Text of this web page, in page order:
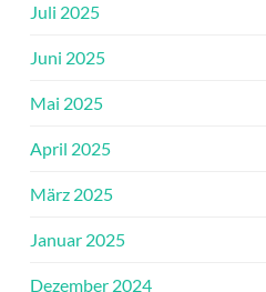
Juli 2025
Juni 2025
Mai 2025
April 2025
März 2025
Januar 2025
Dezember 2024